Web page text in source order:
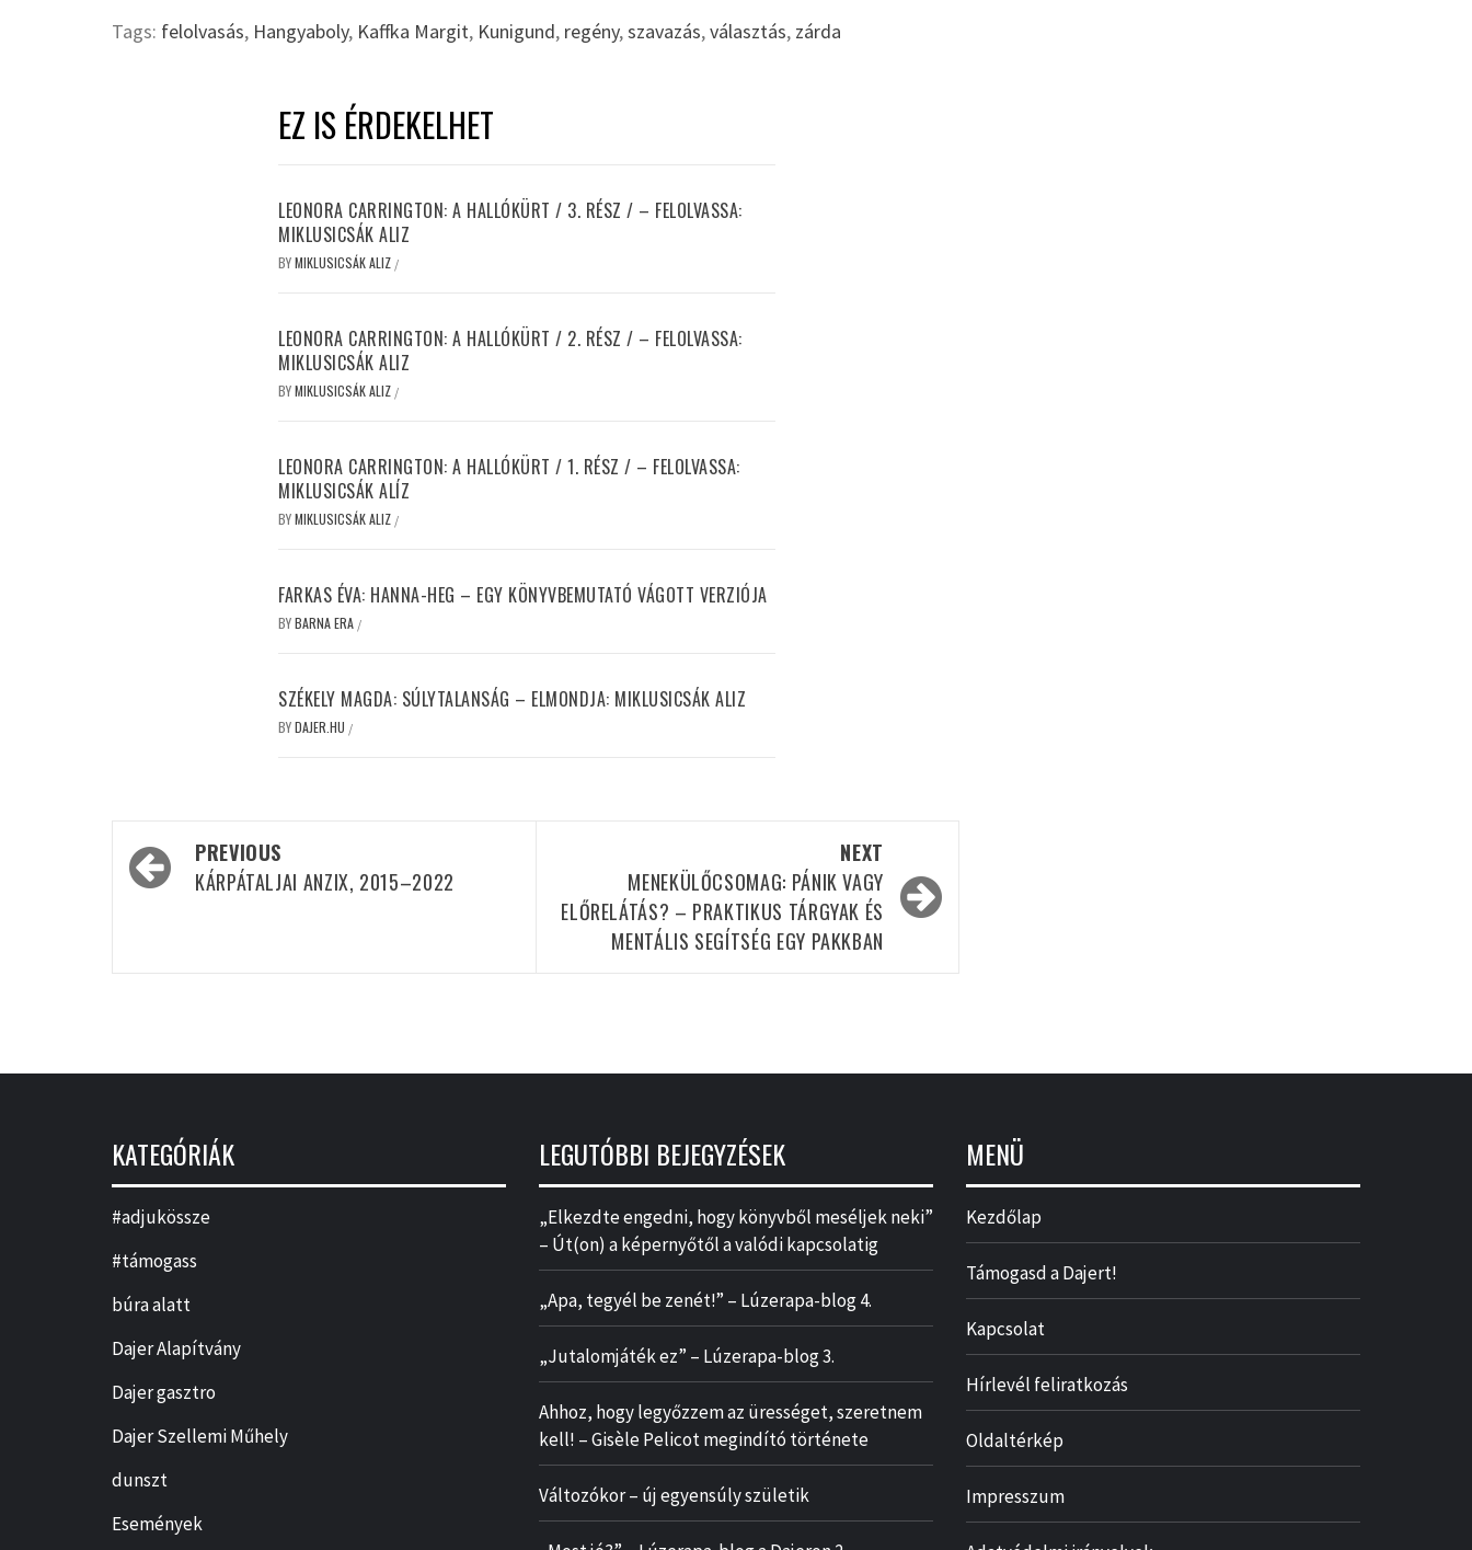
Tags: felolvasás, Hangyaboly, Kaffka Margit, Kunigund, regény,szavazás,választás, zárda
EZ IS ÉRDEKELHET
LEONORA CARRINGTON: A HALLÓKÜRT / 3. RÉSZ / – FELOLVASSA:
MIKLUSICSÁK ALIZ
BYMIKLUSICSÁK ALIZ /
LEONORA CARRINGTON: A HALLÓKÜRT / 2. RÉSZ / – FELOLVASSA:
MIKLUSICSÁK ALIZ
BYMIKLUSICSÁK ALIZ /
LEONORA CARRINGTON: A HALLÓKÜRT / 1. RÉSZ / – FELOLVASSA:
MIKLUSICSÁK ALÍZ
BYMIKLUSICSÁK ALIZ /
FARKAS ÉVA: HANNA-HEG – EGY KÖNYVBEMUTATÓ VÁGOTT VERZIÓJA
BYBARNA ERA /
SZÉKELY MAGDA: SÚLYTALANSÁG – ELMONDJA: MIKLUSICSÁK ALIZ
BYDAJER.HU /
Post
navigation
PREVIOUS
KÁRPÁTALJAI ANZIX, 2015–2022
NEXT
MENEKÜLŐCSOMAG: PÁNIK VAGY
ELŐRELÁTÁS? – PRAKTIKUS TÁRGYAK ÉS
MENTÁLIS SEGÍTSÉG EGY PAKKBAN
KATEGÓRIÁK
#adjukössze
#támogass
búra alatt
Dajer Alapítvány
Dajer gasztro
Dajer Szellemi Műhely
dunszt
Események
LEGUTÓBBI BEJEGYZÉSEK
„Elkezdte engedni, hogy könyvből meséljek neki”
– Út(on) a képernyőtől a valódi kapcsolatig
„Apa, tegyél be zenét!” – Lúzerapa-blog 4.
„Jutalomjáték ez” – Lúzerapa-blog 3.
Ahhoz, hogy legyőzzem az ürességet, szeretnem
kell! – Gisèle Pelicot megindító története
Változókor – új egyensúly születik
MENÜ
Kezdőlap
Támogasd a Dajert!
Kapcsolat
Hírlevél feliratkozás
Oldaltérkép
Impresszum